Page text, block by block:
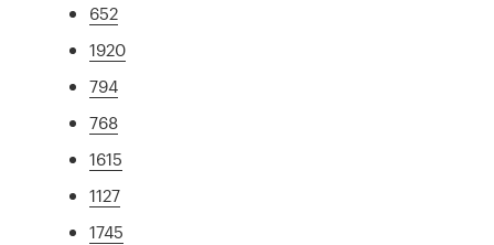
652
1920
794
768
1615
1127
1745